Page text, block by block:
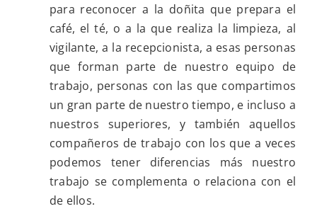
para reconocer a la doñita que prepara el
café, el té, o a la que realiza la limpieza, al
vigilante, a la recepcionista, a esas personas
que forman parte de nuestro equipo de
trabajo, personas con las que compartimos
un gran parte de nuestro tiempo, e incluso a
nuestros superiores, y también aquellos
compañeros de trabajo con los que a veces
podemos tener diferencias más nuestro
trabajo se complementa o relaciona con el
de ellos.